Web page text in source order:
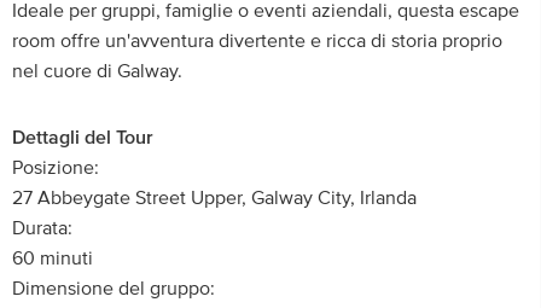
Ideale per gruppi, famiglie o eventi aziendali, questa escape
room offre un'avventura divertente e ricca di storia proprio
nel cuore di Galway.
Dettagli del Tour
Posizione:
27 Abbeygate Street Upper, Galway City, Irlanda
Durata:
60 minuti
Dimensione del gruppo: